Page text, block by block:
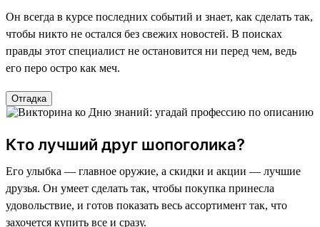
Он всегда в курсе последних событий и знает, как сделать так,
чтобы никто не остался без свежих новостей. В поисках
правды этот специалист не остановится ни перед чем, ведь
его перо остро как меч.
Отгадка
Кто лучший друг шопоголика?
Его улыбка — главное оружие, а скидки и акции — лучшие
друзья. Он умеет сделать так, чтобы покупка принесла
удовольствие, и готов показать весь ассортимент так, что
захочется купить все и сразу.